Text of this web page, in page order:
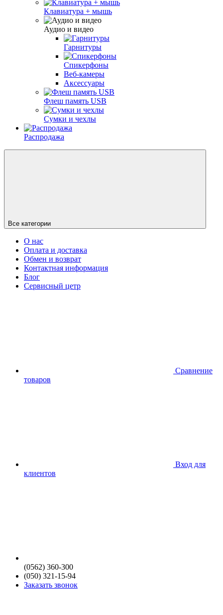
Клавиатура + мышь
Аудио и видео
Гарнитуры
Спикерфоны
Веб-камеры
Аксессуары
Флеш память USB
Сумки и чехлы
Распродажа
Все категории
О нас
Оплата и доставка
Обмен и возврат
Контактная информация
Блог
Сервисный цетр
Сравнение
товаров
Вход для
клиентов
(0562) 360-300
(050) 321-15-94
Заказать звонок